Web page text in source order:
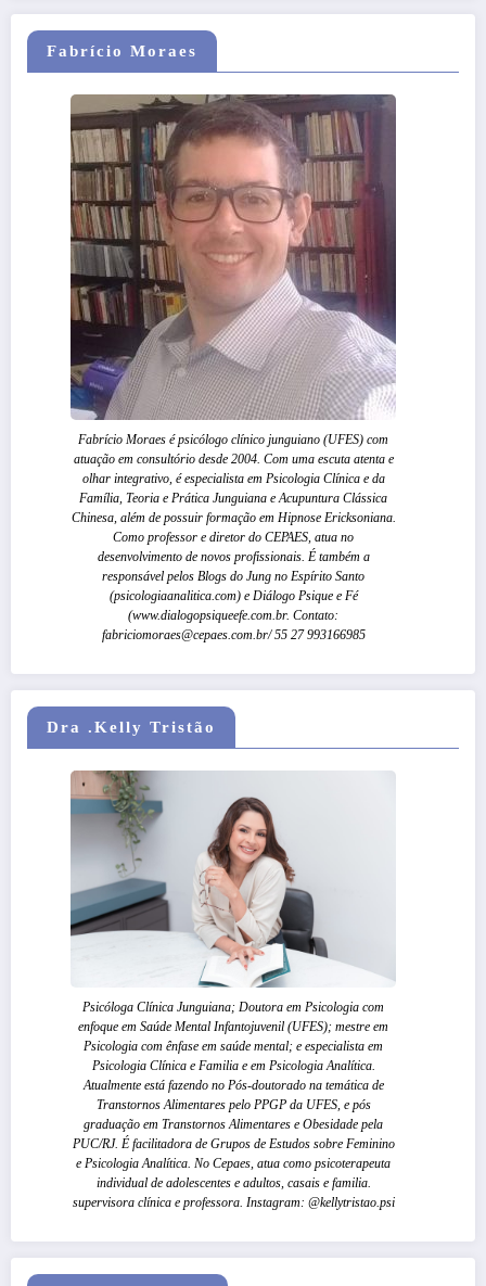
Fabrício Moraes
Fabrício Moraes é psicólogo clínico junguiano (UFES) com
atuação em consultório desde 2004. Com uma escuta atenta e
olhar integrativo, é especialista em Psicologia Clínica e da
Família, Teoria e Prática Junguiana e Acupuntura Clássica
Chinesa, além de possuir formação em Hipnose Ericksoniana.
Como professor e diretor do CEPAES, atua no
desenvolvimento de novos profissionais. É também a
responsável pelos Blogs do Jung no Espírito Santo
(psicologiaanalitica.com) e Diálogo Psique e Fé
(www.dialogopsiqueefe.com.br. Contato:
fabriciomoraes@cepaes.com.br/ 55 27 993166985
Dra .Kelly Tristão
Psicóloga Clínica Junguiana; Doutora em Psicologia com
enfoque em Saúde Mental Infantojuvenil (UFES); mestre em
Psicologia com ênfase em saúde mental; e especialista em
Psicologia Clínica e Familia e em Psicologia Analítica.
Atualmente está fazendo no Pós-doutorado na temática de
Transtornos Alimentares pelo PPGP da UFES, e pós
graduação em Transtornos Alimentares e Obesidade pela
PUC/RJ. É facilitadora de Grupos de Estudos sobre Feminino
e Psicologia Analítica. No Cepaes, atua como psicoterapeuta
individual de adolescentes e adultos, casais e familia.
supervisora clínica e professora. Instagram: @kellytristao.psi